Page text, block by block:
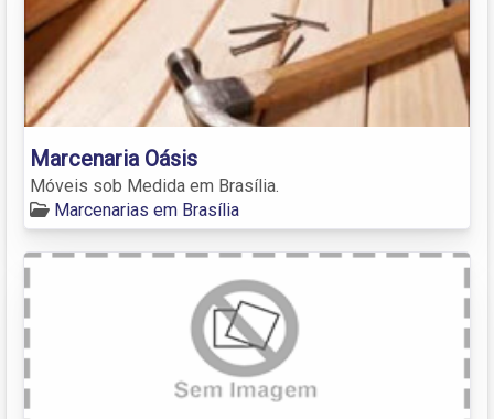
Marcenaria Oásis
Móveis sob Medida em Brasília.
Marcenarias em Brasília